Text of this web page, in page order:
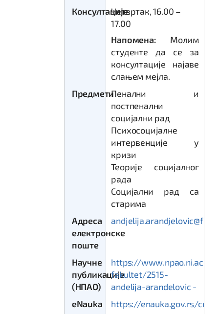
КонсултацијеЧетвртак, 16.00 –
17.00
Напомена:Молим
студенте да се за
консултације најаве
слањем мејла.
ПредметиПенални и
постпенални
социјални рад
Психосоцијалне
интервенције у
кризи
Теорије социјалног
рада
Социјални рад са
старима
Адреса
електронске
поште
Научне
публикације
(НПАО)
https://
fakultet/2515-
andelija-arandelovic -
eNauka
https://enauka.gov.rs/cris/